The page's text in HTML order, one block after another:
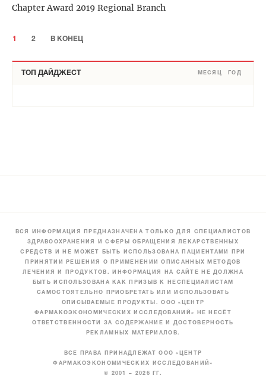
Chapter Award 2019 Regional Branch
1 2 В КОНЕЦ
ТОП ДАЙДЖЕСТ МЕСЯЦ ГОД
ВСЯ ИНФОРМАЦИЯ ПРЕДНАЗНАЧЕНА ТОЛЬКО ДЛЯ СПЕЦИАЛИСТОВ
ЗДРАВООХРАНЕНИЯ И СФЕРЫ ОБРАЩЕНИЯ ЛЕКАРСТВЕННЫХ
СРЕДСТВ И НЕ МОЖЕТ БЫТЬ ИСПОЛЬЗОВАНА ПАЦИЕНТАМИ ПРИ
ПРИНЯТИИ РЕШЕНИЯ О ПРИМЕНЕНИИ ОПИСАННЫХ МЕТОДОВ
ЛЕЧЕНИЯ И ПРОДУКТОВ. ИНФОРМАЦИЯ НА САЙТЕ НЕ ДОЛЖНА
БЫТЬ ИСПОЛЬЗОВАНА КАК ПРИЗЫВ К НЕСПЕЦИАЛИСТАМ
САМОСТОЯТЕЛЬНО ПРИОБРЕТАТЬ ИЛИ ИСПОЛЬЗОВАТЬ
ОПИСЫВАЕМЫЕ ПРОДУКТЫ. ООО «ЦЕНТР
ФАРМАКОЭКОНОМИЧЕСКИХ ИССЛЕДОВАНИЙ» НЕ НЕСЁТ
ОТВЕТСТВЕННОСТИ ЗА СОДЕРЖАНИЕ И ДОСТОВЕРНОСТЬ
РЕКЛАМНЫХ МАТЕРИАЛОВ.
ВСЕ ПРАВА ПРИНАДЛЕЖАТ ООО «ЦЕНТР
ФАРМАКОЭКОНОМИЧЕСКИХ ИССЛЕДОВАНИЙ»
© 2001 – 2026 ГГ.